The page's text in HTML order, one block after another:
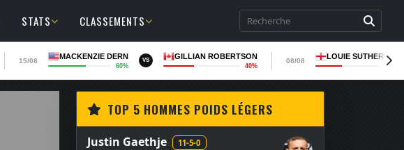
STATS CLASSEMENTS
15/08
MACKENZIE DERN
60%
VS GILLIAN ROBERTSON
40%
08/08
LOUIE
TOP 5 HOMMES POIDS LÉGERS
Justin Gaethje 11-5-0